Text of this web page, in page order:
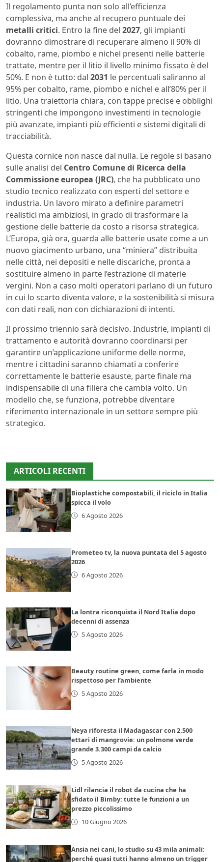
Il regolamento punta non solo all’efficienza
complessiva, ma anche al recupero puntuale dei
metalli critici. Entro la fine del 2027, gli impianti
dovranno dimostrare di recuperare almeno il 90% di
cobalto, rame, piombo e nichel presenti nelle batterie
trattate, mentre per il litio il livello minimo fissato è del
50%. E non è tutto: dal 2031 le percentuali saliranno al
95% per cobalto, rame, piombo e nichel e all’80% per il
litio. Una traiettoria chiara, con tappe precise e obblighi
stringenti che impongono investimenti in tecnologie
più avanzate, impianti più efficienti e sistemi digitali di
tracciabilità.
Questa cornice non nasce dal nulla. Le regole si basano
sulle analisi del Centro Comune di Ricerca della
Commissione europea (JRC), che ha pubblicato uno
studio tecnico realizzato con esperti del settore e
industria. Un lavoro mirato a definire parametri
realistici ma ambiziosi, in grado di trasformare la
gestione delle batterie da costo a risorsa strategica.
L’Europa, già ora, guarda alle batterie usate come a un
nuovo giacimento urbano, una “miniera” distribuita
nelle città, nei depositi e nelle discariche, pronta a
sostituire almeno in parte l’estrazione di materie
vergini. Non a caso molti operatori parlano di un futuro
in cui lo scarto diventa valore, e la sostenibilità si misura
con dati reali, non con dichiarazioni di intenti.
Il prossimo triennio sarà decisivo. Industrie, impianti di
trattamento e autorità dovranno coordinarsi per
garantire un’applicazione uniforme delle norme,
mentre i cittadini saranno chiamati a conferire
correttamente le batterie esauste, parte finale ma
indispensabile di una filiera che cambia volto. Un
modello che, se funziona, potrebbe diventare
riferimento internazionale in un settore sempre più
strategico.
ARTICOLI RECENTI
Bioplastiche compostabili, il riciclo in Italia
spicca il volo
6 Agosto 2026
Prometeo tv, la nuova puntata del 5 agosto
2026
6 Agosto 2026
La lontra riconquista il Nord Italia dopo
decenni di assenza
5 Agosto 2026
Beauty routine green, come farla in modo
rispettoso per l’ambiente
5 Agosto 2026
Neya riforesta il Madagascar con 2.500
ettari di mangrovie: un polmone verde
grande 3.300 campi da calcio
5 Agosto 2026
Lidl rilancia il robot da cucina che ha
sfidato il Bimby: tutte le funzioni a un
prezzo piccolissimo
10 Giugno 2026
Ansia nei cani, lo studio su 43 mila animali:
perché quasi tutti hanno almeno un trigger